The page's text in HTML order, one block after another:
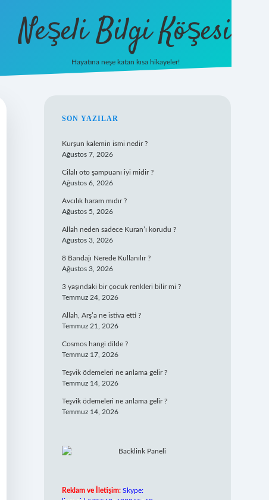
Neşeli Bilgi Köşesi
Hayatına neşe katan kısa hikayeler!
SIDEBAR
SON YAZILAR
Kurşun kalemin ismi nedir ?
Ağustos 7, 2026
Cilalı oto şampuanı iyi midir ?
Ağustos 6, 2026
Avcılık haram mıdır ?
Ağustos 5, 2026
Allah neden sadece Kuran’ı korudu ?
Ağustos 3, 2026
8 Bandajı Nerede Kullanılır ?
Ağustos 3, 2026
3 yaşındaki bir çocuk renkleri bilir mi ?
Temmuz 24, 2026
Allah, Arş’a ne istiva etti ?
Temmuz 21, 2026
Cosmos hangi dilde ?
Temmuz 17, 2026
Teşvik ödemeleri ne anlama gelir ?
Temmuz 14, 2026
Teşvik ödemeleri ne anlama gelir ?
Temmuz 14, 2026
Reklam ve İletişim: Skype: